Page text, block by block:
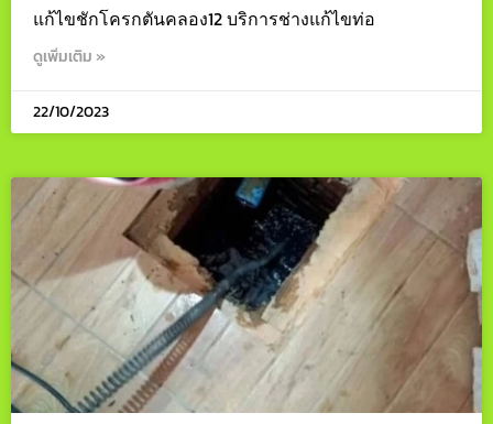
แก้ไขชักโครกตันคลอง12 บริการช่างแก้ไขท่อ
ดูเพิ่มเติม »
22/10/2023